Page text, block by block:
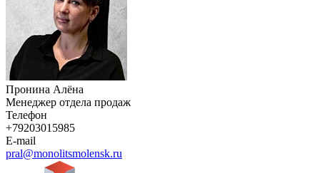
Пронина Алёна
Менеджер отдела продаж
Телефон
+79203015985
E-mail
pral@monolitsmolensk.ru